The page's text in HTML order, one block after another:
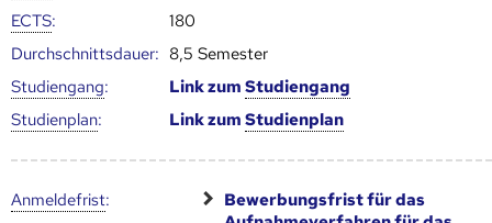
ECTS:
180
Durch­schnitts­dauer: 8,5 Semester
Studien­gang: Link zumStudien­gang
Studien­plan: Link zumStudien­plan
Anmelde­frist:
Bewerbungsfrist für das